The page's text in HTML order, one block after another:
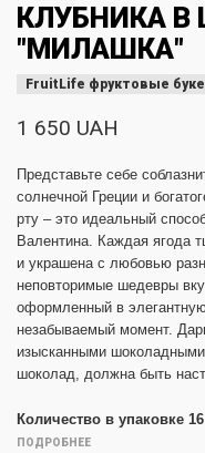
КЛУБНИКА
"МИЛАШКА"
FruitLife фруктовые
1 650 UAH
Представьте себе
солнечной Греции и
рту – это идеальный
Валентина. Каждая ягода
и украшена с любовью
неповторимые шедевры
оформленный в
незабываемый момент.
изысканными
шоколад, должна быть
Количество в упаковке
ПОДРОБНЕЕ